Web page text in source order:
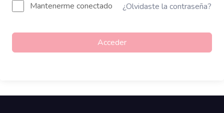
Mantenerme conectado ¿Olvidaste la contraseña?
Acceder